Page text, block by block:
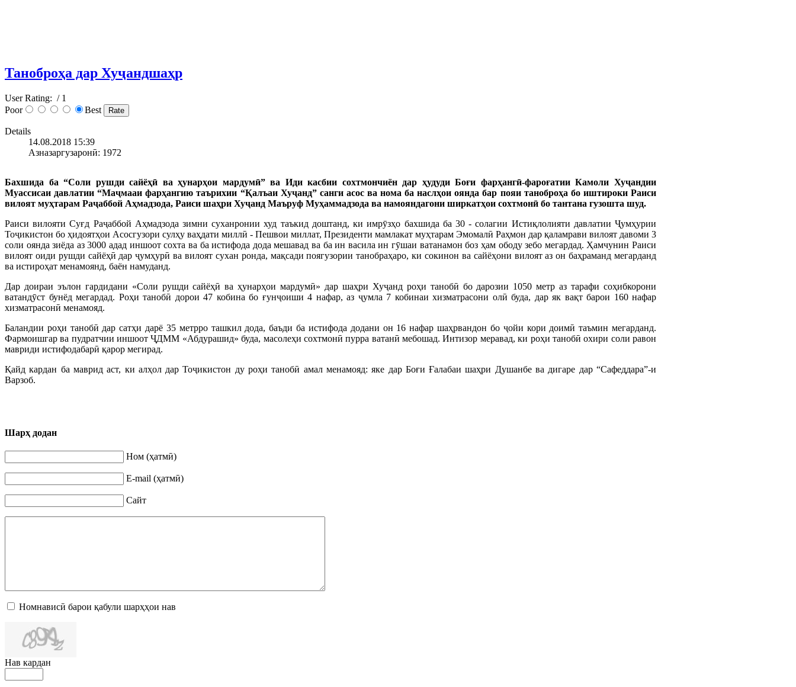
Таноброҳа дар Хуҷандшаҳр
User Rating: / 1
Poor
Best
Details
14.08.2018 15:39
Азназаргузаронӣ: 1972
Бахшида ба “Соли рушди сайёҳӣ ва ҳунарҳои мардумӣ” ва Иди касбии сохтмончиён дар ҳудуди Боғи фарҳангӣ-фароғатии Камоли Хуҷандии
Муассисаи давлатии “Маҷмааи фарҳангию таърихии “Қалъаи Хуҷанд” санги асос ва нома ба наслҳои оянда бар пояи таноброҳа бо иштироки Раиси
вилоят муҳтарам Раҷаббой Аҳмадзода, Раиси шаҳри Хуҷанд Маъруф Муҳаммадзода ва намояндагони ширкатҳои сохтмонӣ бо тантана гузошта шуд.
Раиси вилояти Суғд Раҷаббой Аҳмадзода зимни суханронии худ таъкид доштанд, ки имрӯзҳо бахшида ба 30 - солагии Истиқлолияти давлатии Ҷумҳурии
Тоҷикистон бо ҳидоятҳои Асосгузори сулҳу ваҳдати миллӣ - Пешвои миллат, Президенти мамлакат муҳтарам Эмомалӣ Раҳмон дар қаламрави вилоят давоми 3
соли оянда зиёда аз 3000 адад иншоот сохта ва ба истифода дода мешавад ва ба ин васила ин гӯшаи ватанамон боз ҳам ободу зебо мегардад. Ҳамчунин Раиси
вилоят оиди рушди сайёҳӣ дар ҷумҳурӣ ва вилоят сухан ронда, мақсади поягузории танобраҳаро, ки сокинон ва сайёҳони вилоят аз он баҳраманд мегарданд
ва истироҳат менамоянд, баён намуданд.
Дар доираи эълон гардидани «Соли рушди сайёҳӣ ва ҳунарҳои мардумӣ» дар шаҳри Хуҷанд роҳи танобӣ бо дарозии 1050 метр аз тарафи соҳибкорони
ватандӯст бунёд мегардад. Роҳи танобӣ дорои 47 кобина бо ғунҷоиши 4 нафар, аз ҷумла 7 кобинаи хизматрасони олӣ буда, дар як вақт барои 160 нафар
хизматрасонӣ менамояд.
Баландии роҳи танобӣ дар сатҳи дарё 35 метрро ташкил дода, баъди ба истифода додани он 16 нафар шаҳрвандон бо ҷойи кори доимӣ таъмин мегарданд.
Фармоишгар ва пудратчии иншоот ҶДММ «Абдурашид» буда, масолеҳи сохтмонӣ пурра ватанӣ мебошад. Интизор меравад, ки роҳи танобӣ охири соли равон
мавриди истифодабарӣ қарор мегирад.
Қайд кардан ба маврид аст, ки алҳол дар Тоҷикистон ду роҳи танобӣ амал менамояд: яке дар Боғи Ғалабаи шаҳри Душанбе ва дигаре дар “Сафеддара”-и
Варзоб.
Шарҳ додан
Ном (ҳатмӣ)
E-mail (ҳатмӣ)
Сайт
Номнависӣ барои қабули шарҳҳои нав
Нав кардан